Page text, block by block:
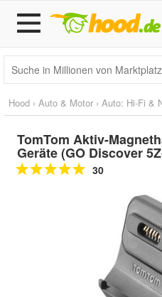
Hood › Auto & Motor › Auto: Hi-Fi &
TomTom Aktiv-
Geräte (GO Discover
30